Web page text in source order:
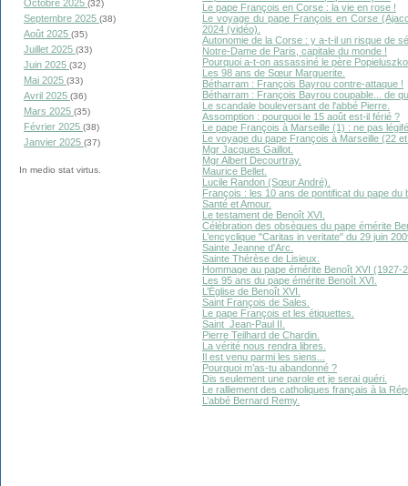
Octobre 2025 (32)
Septembre 2025 (38)
Août 2025 (35)
Juillet 2025 (33)
Juin 2025 (32)
Mai 2025 (33)
Avril 2025 (36)
Mars 2025 (35)
Février 2025 (38)
Janvier 2025 (37)
In medio stat virtus.
Le pape François en Corse : la vie en rose !
Le voyage du pape François en Corse
2024 (vidéo).
Autonomie de la Corse : y a-t-il un risque de
Notre-Dame de Paris, capitale du monde !
Pourquoi a-t-on assassiné le père
Les 98 ans de Sœur Marguerite.
Bétharram : François Bayrou contre-attaque !
Bétharram : François Bayrou coupable... de
Le scandale bouleversant de l'abbé Pierre.
Assomption : pourquoi le 15 août est-il férié ?
Le pape François à Marseille (1) : ne pas
Le voyage du pape François à Marseille (22
Mgr Jacques Gaillot.
Mgr Albert Decourtray.
Maurice Bellet.
Lucile Randon (Sœur André).
François : les 10 ans de pontificat du pape du
Santé et Amour.
Le testament de Benoît XVI.
Célébration des obsèques du pape émérite
L’encyclique "Caritas in veritate" du 29 juin
Sainte Jeanne d'Arc.
Sainte Thérèse de Lisieux.
Hommage au pape émérite Benoît XVI (1927-
Les 95 ans du pape émérite Benoît XVI.
L’Église de Benoît XVI.
Saint François de Sales.
Le pape François et les étiquettes.
Saint Jean-Paul II.
Pierre Teilhard de Chardin.
La vérité nous rendra libres.
Il est venu parmi les siens...
Pourquoi m’as-tu abandonné ?
Dis seulement une parole et je serai guéri.
Le ralliement des catholiques français à la
L’abbé Bernard Remy.